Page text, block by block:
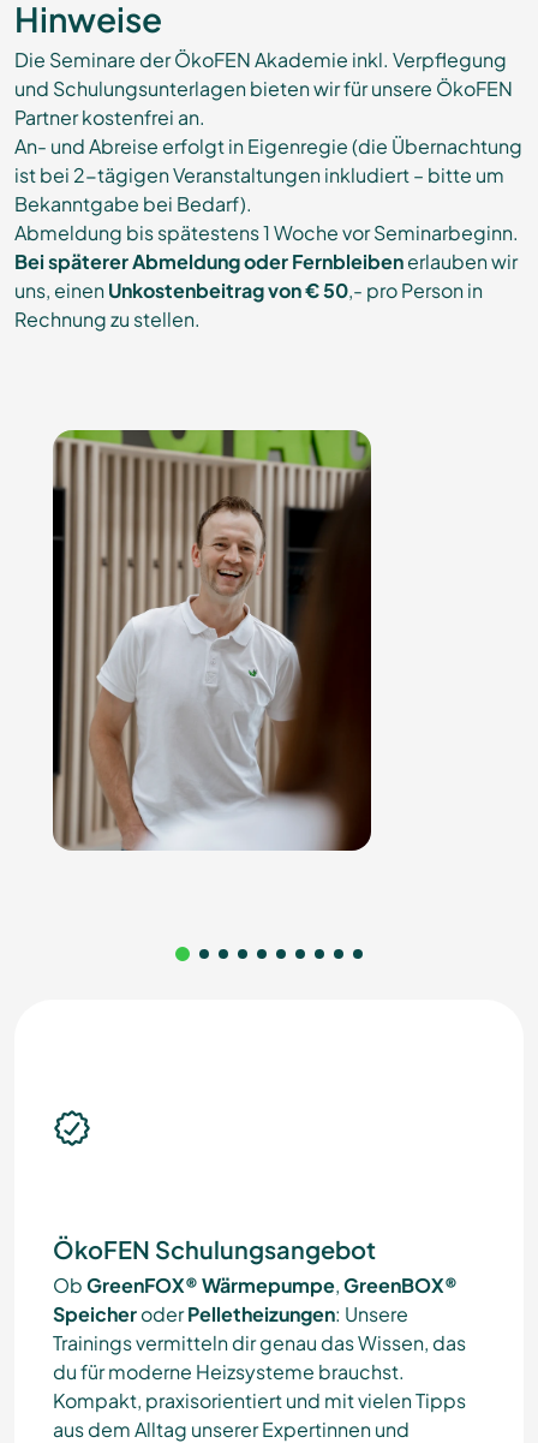
Hinweise
Die Seminare der ÖkoFEN Akademie inkl. Verpflegung
und Schulungsunterlagen bieten wir für unsere ÖkoFEN
Partner kostenfrei an.
An- und Abreise erfolgt in Eigenregie (die Übernachtung
ist bei 2-tägigen Veranstaltungen inkludiert – bitte um
Bekanntgabe bei Bedarf).
Abmeldung bis spätestens 1 Woche vor Seminarbeginn.
Bei späterer Abmeldung oder Fernbleibenerlauben wir
uns, einenUnkostenbeitrag von € 50,- pro Person in
Rechnung zu stellen.
ÖkoFEN Schulungsangebot
ObGreenFOX® Wärmepumpe,GreenBOX®
SpeicheroderPelletheizungen: Unsere
Trainings vermitteln dir genau das Wissen, das
du für moderne Heizsysteme brauchst.
Kompakt, praxisorientiert und mit vielen Tipps
aus dem Alltag unserer Expertinnen und